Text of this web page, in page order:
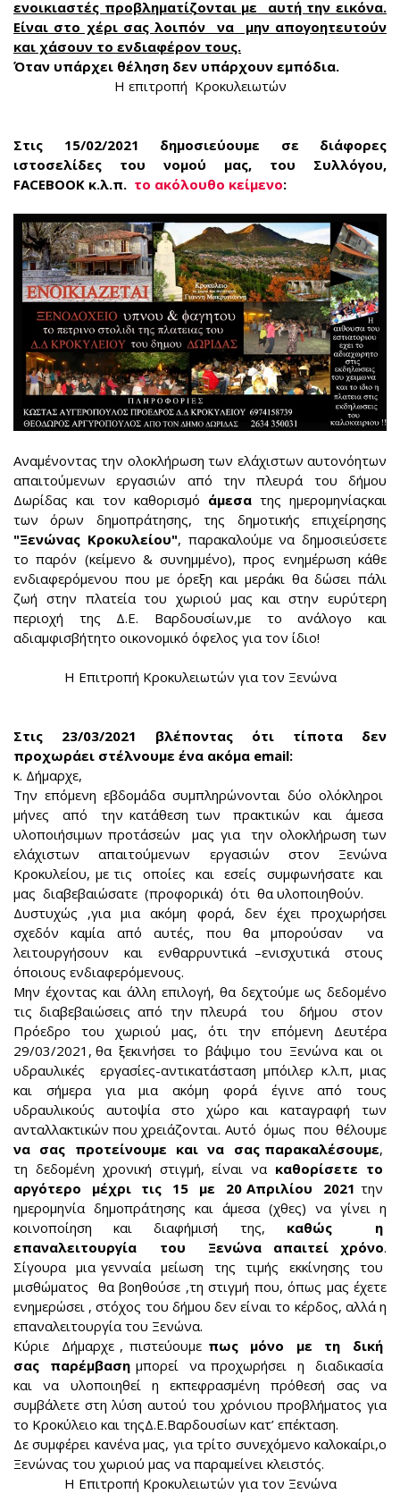
ενοικιαστές προβληματίζονται με αυτή την εικόνα.
Είναι στο χέρι σας λοιπόν να μην απογοητευτούν
και χάσουν το ενδιαφέρον τους.
Όταν υπάρχει θέληση δεν υπάρχουν εμπόδια.
Η επιτροπή Κροκυλειωτών
Στις 15/02/2021 δημοσιεύουμε σε διάφορες
ιστοσελίδες του νομού μας, του Συλλόγου,
FACEBOOK κ.λ.π. το ακόλουθο κείμενο:
Αναμένοντας την ολοκλήρωση των ελάχιστων αυτονόητων
απαιτούμενων εργασιών από την πλευρά του δήμου
Δωρίδας και τον καθορισμό άμεσα της ημερομηνίαςκαι
των όρων δημοπράτησης, της δημοτικής επιχείρησης
"Ξενώνας Κροκυλείου", παρακαλούμε να δημοσιεύσετε
το παρόν (κείμενο & συνημμένο), προς ενημέρωση κάθε
ενδιαφερόμενου που με όρεξη και μεράκι θα δώσει πάλι
ζωή στην πλατεία του χωριού μας και στην ευρύτερη
περιοχή της Δ.Ε. Βαρδουσίων,με το ανάλογο και
αδιαμφισβήτητο οικονομικό όφελος για τον ίδιο!
Η Επιτροπή Κροκυλειωτών για τον Ξενώνα
Στις 23/03/2021 βλέποντας ότι τίποτα δεν
προχωράει στέλνουμε ένα ακόμα email:
κ. Δήμαρχε,
Tην επόμενη εβδομάδα συμπληρώνονται δύο ολόκληροι
μήνες από την κατάθεση των πρακτικών και άμεσα
υλοποιήσιμων προτάσεών μας για την ολοκλήρωση των
ελάχιστων απαιτούμενων εργασιών στον Ξενώνα
Κροκυλείου, με τις οποίες και εσείς συμφωνήσατε και
μας διαβεβαιώσατε (προφορικά) ότι θα υλοποιηθούν.
Δυστυχώς ,για μια ακόμη φορά, δεν έχει προχωρήσει
σχεδόν καμία από αυτές, που θα μπορούσαν να
λειτουργήσουν και ενθαρρυντικά –ενισχυτικά στους
όποιους ενδιαφερόμενους.
Μην έχοντας και άλλη επιλογή, θα δεχτούμε ως δεδομένο
τις διαβεβαιώσεις από την πλευρά του δήμου στον
Πρόεδρο του χωριού μας, ότι την επόμενη Δευτέρα
29/03/2021, θα ξεκινήσει το βάψιμο του Ξενώνα και οι
υδραυλικές εργασίες-αντικατάσταση μπόιλερ κ.λ.π, μιας
και σήμερα για μια ακόμη φορά έγινε από τους
υδραυλικούς αυτοψία στο χώρο και καταγραφή των
ανταλλακτικών που χρειάζονται. Αυτό όμως που θέλουμε
να σας προτείνουμε και να σας παρακαλέσουμε,
τη δεδομένη χρονική στιγμή, είναι να καθορίσετε το
αργότερο μέχρι τις 15 με 20 Απριλίου 2021 την
ημερομηνία δημοπράτησης και άμεσα (χθες) να γίνει η
κοινοποίηση και διαφήμισή της, καθώς η
επαναλειτουργία του Ξενώνα απαιτεί χρόνο.
Σίγουρα μια γενναία μείωση της τιμής εκκίνησης του
μισθώματος θα βοηθούσε ,τη στιγμή που, όπως μας έχετε
ενημερώσει , στόχος του δήμου δεν είναι το κέρδος, αλλά η
επαναλειτουργία του Ξενώνα.
Κύριε Δήμαρχε , πιστεύουμε πως μόνο με τη δική
σας παρέμβαση μπορεί να προχωρήσει η διαδικασία
και να υλοποιηθεί η εκπεφρασμένη πρόθεσή σας να
συμβάλετε στη λύση αυτού του χρόνιου προβλήματος για
το Κροκύλειο και τηςΔ.Ε.Βαρδουσίων κατ’ επέκταση.
Δε συμφέρει κανένα μας, για τρίτο συνεχόμενο καλοκαίρι,ο
Ξενώνας του χωριού μας να παραμείνει κλειστός.
Η Επιτροπή Κροκυλειωτών για τον Ξενώνα